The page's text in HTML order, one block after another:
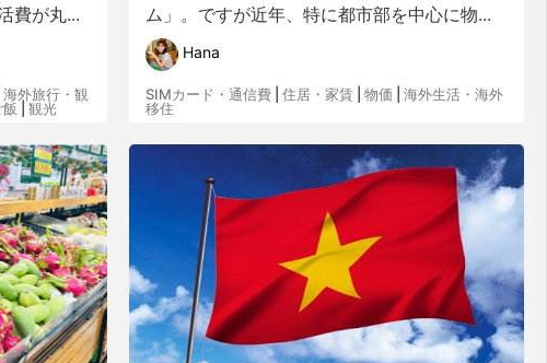
費が丸...
海外旅行・観
|観光
ム」。ですが近年、特に都市部を中心に物...
Hana
SIMカード・通信費 住居・家賃 物価
海外生活・海外
移住